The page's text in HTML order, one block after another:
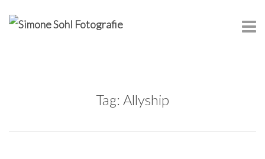
Tag: Allyship